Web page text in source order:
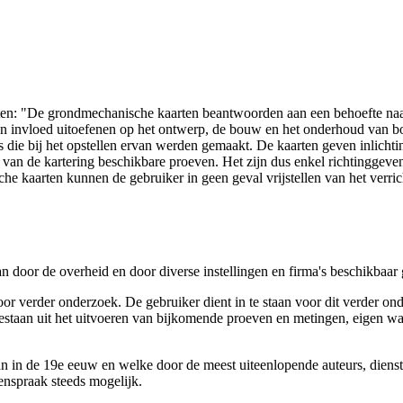
"De grondmechanische kaarten beantwoorden aan een behoefte
uitoefenen op het ontwerp, de bouw en het onderhoud van
bij het opstellen ervan werden gemaakt. De kaarten geven
de kartering beschikbare proeven. Het zijn dus enkel
kaarten kunnen de gebruiker in geen geval vrijstellen van het
door de overheid en door diverse instellingen en firma's
verder onderzoek. De gebruiker dient in te staan voor dit verder
uit het uitvoeren van bijkomende proeven en metingen, eigen
in de 19e eeuw en welke door de meest uiteenlopende auteurs,
steeds mogelijk.